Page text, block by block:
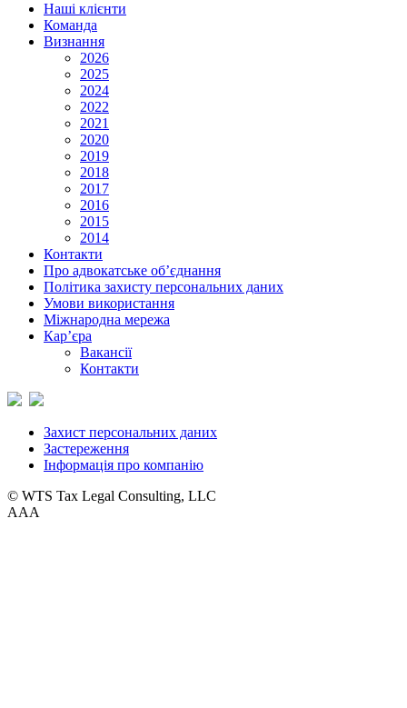
Наші клієнти
Команда
Визнання
2026
2025
2024
2022
2021
2020
2019
2018
2017
2016
2015
2014
Контакти
Про адвокатське об’єднання
Політика захисту персональних даних
Умови використання
Міжнародна мережа
Кар’єра
Вакансії
Контакти
Захист персональних даних
Застереження
Інформація про компанію
© WTS Tax Legal Consulting, LLC
AAA